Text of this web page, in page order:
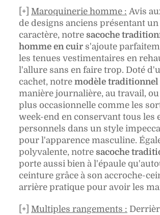
[+] Maroquinerie homme : Avis
de designs anciens présentant
caractère, notre sacoche
homme en cuir s'ajoute
les tenues vestimentaires en
l'allure sans en faire trop. Doté
cachet, notre modèle traditionnel
manière journalière, au travail,
plus occasionnelle comme les
week-end en conservant tous les
personnels dans un style
pour l'apparence masculine.
polyvalente, notre sacoche
porte aussi bien à l'épaule
ceinture grâce à son accroche-
arrière pratique pour avoir les
[+] Multiples rangements :